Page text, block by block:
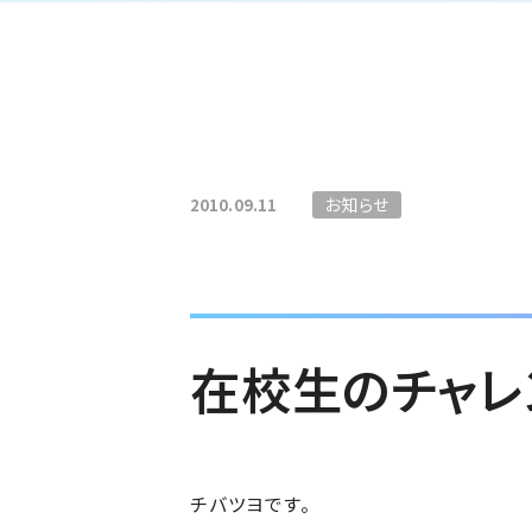
2010.09.11 お知らせ
在校生のチャ
チバツヨです。